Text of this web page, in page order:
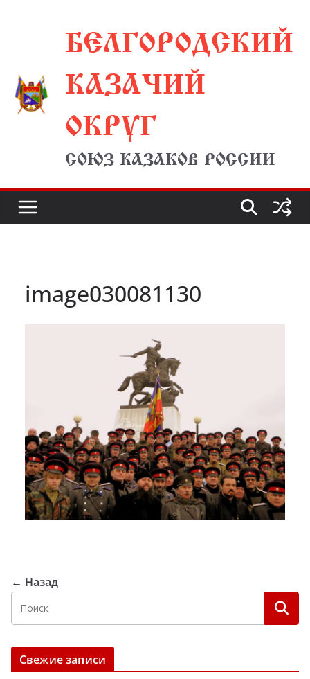
содержимомуБЕЛГОРОДСКИЙ
КАЗАЧИЙ
ОКРУГ
СОЮЗ КАЗАКОВ РОССИИ
image030081130
← Назад
Свежие записи